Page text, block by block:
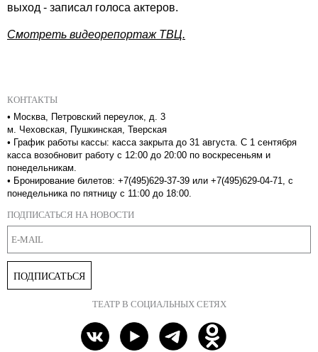
выход - записал голоса актеров.
Смотреть видеорепортаж ТВЦ.
КОНТАКТЫ
• Москва, Петровский переулок, д. 3
м. Чеховская, Пушкинская, Тверская
• График работы кассы: касса закрыта до 31 августа. С 1 сентября
касса возобновит работу с 12:00 до 20:00 по воскресеньям и
понедельникам.
• Бронирование билетов: +7(495)629-37-39 или +7(495)629-04-71, с
понедельника по пятницу с 11:00 до 18:00.
ПОДПИСАТЬСЯ НА НОВОСТИ
ПОДПИСАТЬСЯ
ТЕАТР В СОЦИАЛЬНЫХ СЕТЯХ